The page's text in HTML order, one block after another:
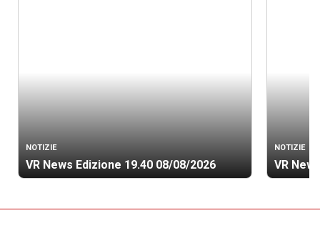
NOTIZIE
VR News Edizione 19.40 08/08/2026
NOTIZIE
VR